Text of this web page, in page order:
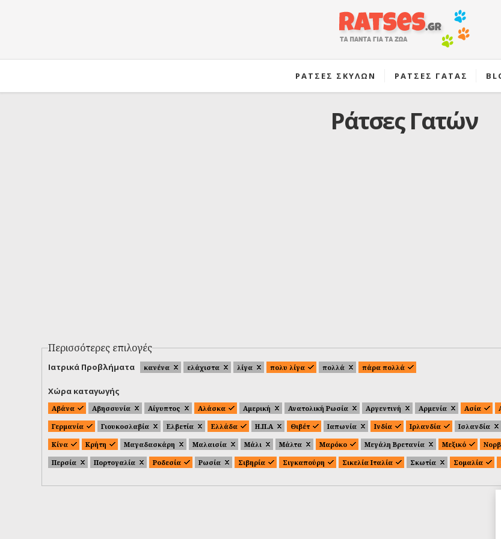
ΡΑΤΣΕΣ ΣΚΥΛΩΝ ΡΑΤΣΕΣ ΓΑΤΑΣ
Ράτσες Γατών
Περισσότερες επιλογές
Ιατρικά Προβλήματα κανένα ελάχιστα λίγα πολυ λίγα πολλά πάρα πολλά
Χώρα καταγωγής
Αβάνα Αβησσυνία Αίγυπτος Αλάσκα Αμερική Ανατολική Ρωσία Αργεντινή Αρμενία Ασία
Γερμανία
Γιουκοσλαβία Ελβετία Ελλάδα Η.Π.Α Θιβέτ Ιαπωνία Ινδία Ιρλανδία Ισλανδία
Κίνα
Κρήτη Μαγαδασκάρη Μαλαισία Μάλι Μάλτα Μαρόκο Μεγάλη Βρετανία Μεξικό
Περσία
Πορτογαλία Ροδεσία Ρωσία Σιβηρία Σιγκαπούρη Σικελία Ιταλία Σκωτία Σομαλία